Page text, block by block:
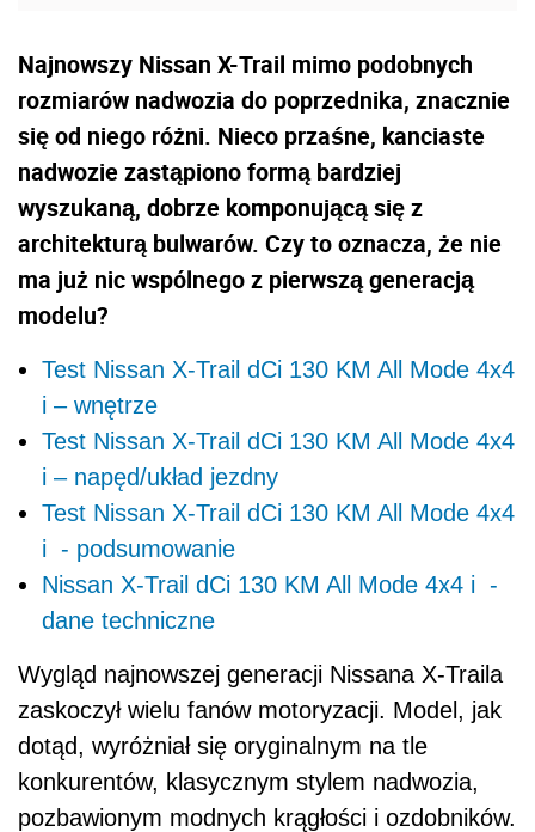
Najnowszy Nissan X-Trail mimo podobnych
rozmiarów nadwozia do poprzednika, znacznie
się od niego różni. Nieco przaśne, kanciaste
nadwozie zastąpiono formą bardziej
wyszukaną, dobrze komponującą się z
architekturą bulwarów. Czy to oznacza, że nie
ma już nic wspólnego z pierwszą generacją
modelu?
Test Nissan X-Trail dCi 130 KM All Mode 4x4
i – wnętrze
Test Nissan X-Trail dCi 130 KM All Mode 4x4
i – napęd/układ jezdny
Test Nissan X-Trail dCi 130 KM All Mode 4x4
i - podsumowanie
Nissan X-Trail dCi 130 KM All Mode 4x4 i -
dane techniczne
Wygląd najnowszej generacji Nissana X-Traila
zaskoczył wielu fanów motoryzacji. Model, jak
dotąd, wyróżniał się oryginalnym na tle
konkurentów, klasycznym stylem nadwozia,
pozbawionym modnych krągłości i ozdobników.